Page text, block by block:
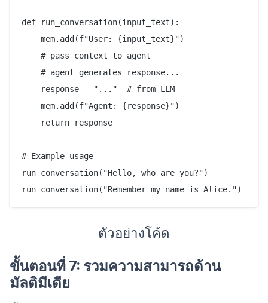
def run_conversation(input_text):
    mem.add(f"User: {input_text}")
    # pass context to agent
    # agent generates response...
    response = "..."  # from LLM
    mem.add(f"Agent: {response}")
    return response
# Example usage
run_conversation("Hello, who are you?")
ตัวอย่างโค้ด
ขั้นตอนที่ 7: รวมความสามารถด้าน
มัลติมีเดีย